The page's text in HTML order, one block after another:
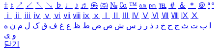
‡ ↕ ↗ ↙ ↖ ↘ ♭ ♩ ♪ ♬ ㉿ ㈜ № ㏇ ™ ㏂ ㏘ ℡ ＃ ＆ ＊ ＠ ª º
ⅰ
ⅱ ⅲ ⅳ ⅴ ⅵ ⅶ ⅷ ⅸ ⅹ Ⅳ Ⅴ Ⅵ Ⅶ Ⅷ Ⅸ Ⅹ
ب ت ث ج ح خ د ذ ر ز س ش ص ض ط ظ ع غ ف ق ک ل م ن ه
و ی
닫기